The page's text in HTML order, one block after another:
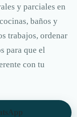
y parciales en
baños y
trabajos, ordenar
para que el
con tu